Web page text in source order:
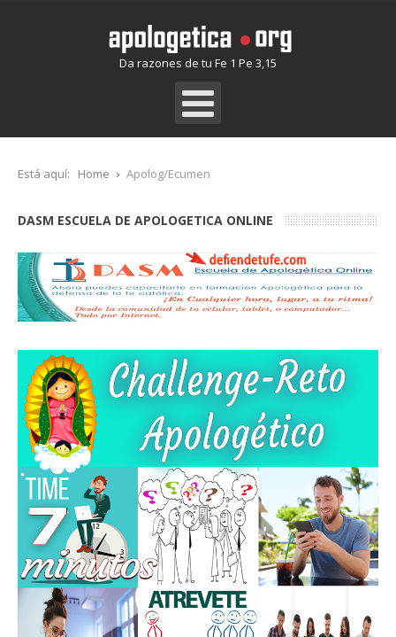
Da razones de tu Fe 1 Pe 3,15
Está aquí: Home Apolog/Ecumen
DASM ESCUELA DE APOLOGETICA ONLINE